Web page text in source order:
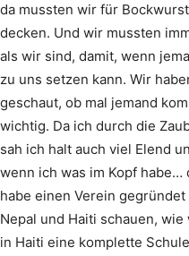
da mussten wir für
decken. Und wir mussten
als wir sind, damit, wenn
zu uns setzen kann. Wir
geschaut, ob mal jemand
wichtig. Da ich durch die
sah ich halt auch viel Elend
wenn ich was im Kopf habe…
habe einen Verein
Nepal und Haiti schauen,
in Haiti eine komplette